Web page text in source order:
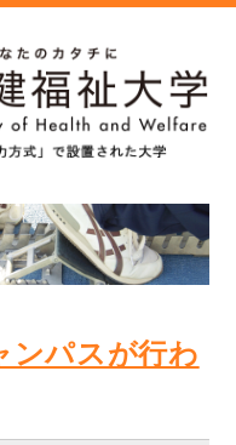
ンパスが行わ